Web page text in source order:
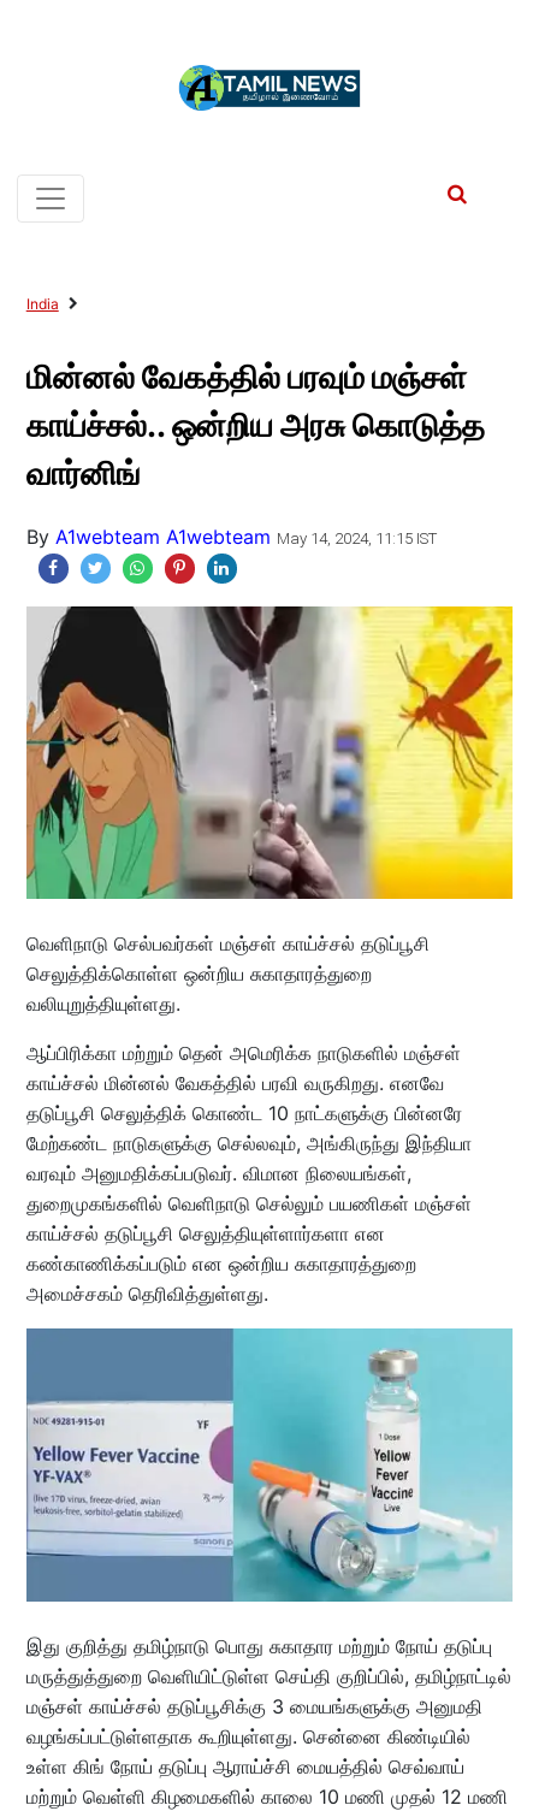
India
மின்னல் வேகத்தில் பரவும் மஞ்சள்
காய்ச்சல்.. ஒன்றிய அரசு கொடுத்த
வார்னிங்
By A1webteam A1webteam May 14, 2024, 11:15 IST
வெளிநாடு செல்பவர்கள் மஞ்சள் காய்ச்சல் தடுப்பூசி
செலுத்திக்கொள்ள ஒன்றிய சுகாதாரத்துறை
வலியுறுத்தியுள்ளது.
ஆப்பிரிக்கா மற்றும் தென் அமெரிக்க நாடுகளில் மஞ்சள்
காய்ச்சல் மின்னல் வேகத்தில் பரவி வருகிறது. எனவே
தடுப்பூசி செலுத்திக் கொண்ட 10 நாட்களுக்கு பின்னரே
மேற்கண்ட நாடுகளுக்கு செல்லவும், அங்கிருந்து இந்தியா
வரவும் அனுமதிக்கப்படுவர். விமான நிலையங்கள்,
துறைமுகங்களில் வெளிநாடு செல்லும் பயணிகள் மஞ்சள்
காய்ச்சல் தடுப்பூசி செலுத்தியுள்ளார்களா என
கண்காணிக்கப்படும் என ஒன்றிய சுகாதாரத்துறை
அமைச்சகம் தெரிவித்துள்ளது.
இது குறித்து தமிழ்நாடு பொது சுகாதார மற்றும் நோய் தடுப்பு
மருத்துத்துறை வெளியிட்டுள்ள செய்தி குறிப்பில், தமிழ்நாட்டில்
மஞ்சள் காய்ச்சல் தடுப்பூசிக்கு 3 மையங்களுக்கு அனுமதி
வழங்கப்பட்டுள்ளதாக கூறியுள்ளது. சென்னை கிண்டியில்
உள்ள கிங் நோய் தடுப்பு ஆராய்ச்சி மையத்தில் செவ்வாய்
மற்றும் வெள்ளி கிழமைகளில் காலை 10 மணி முதல் 12 மணி